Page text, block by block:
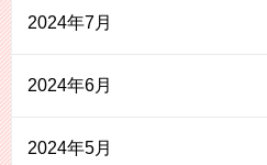
2024年7月
2024年6月
2024年5月